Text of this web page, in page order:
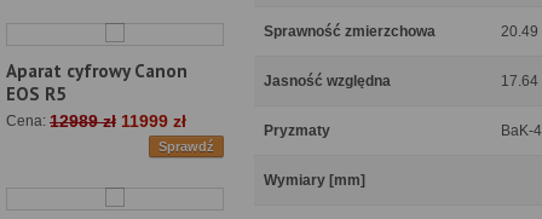
Aparat cyfrowy Canon
EOS R5
Cena: 12989 zł 11999 zł
Sprawdź
Sprawność zmierzchowa 20.49
Jasność względna 17.64
Pryzmaty BaK-
Wymiary [mm]